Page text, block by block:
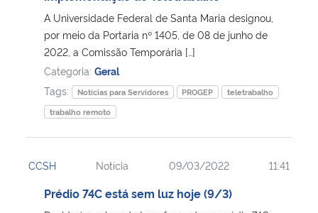
Secretaria-Geral
Secretaria de Governo
Gabinete de Segurança Institucional
A Universidade Federal de Santa Maria designou,
por meio da Portaria nº 1405, de 08 de junho de
2022, a Comissão Temporária […]
Categoria: Geral
Tags:
Notícias para Servidores PROGEP
teletrabalho
trabalho remoto
CCSH Notícia 09/03/2022 11:41
Prédio 74C está sem luz hoje (9/3)